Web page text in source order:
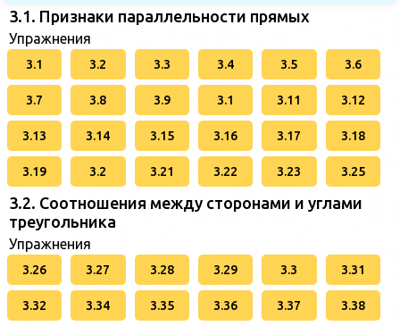
3.1. Признаки параллельности прямых
Упражнения
3.1 3.2 3.3 3.4 3.5 3.6
3.7 3.8 3.9 3.1 3.11 3.12
3.13 3.14 3.15 3.16 3.17 3.18
3.19 3.2 3.21 3.22 3.23 3.25
3.2. Соотношения между сторонами и углами
треугольника
Упражнения
3.26 3.27 3.28 3.29 3.3 3.31
3.32 3.34 3.35 3.36 3.37 3.38